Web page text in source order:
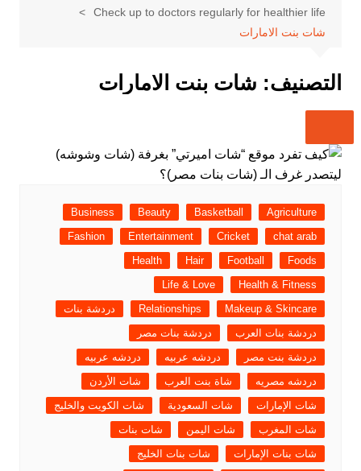
Check up to doctors regularly for healthier life
شات بنت الامارات
التصنيف: شات بنت الامارات
Agriculture
Basketball
Beauty
Business
chat arab
Cricket
Entertainment
Fashion
Foods
Football
Hair
Health
Health & Fitness
Life & Love
Makeup & Skincare
Relationships
دردشة بنات
دردشة بنات العرب
دردشة بنات مصر
دردشة بنت مصر
دردشه عربيه
دردشه عربيه
دردشه مصريه
شاة بنت العرب
شات الأردن
شات الإمارات
شات السعودية
شات الكويت والخليج
شات المغرب
شات اليمن
شات بنات
شات بنات الإمارات
شات بنات الخليج